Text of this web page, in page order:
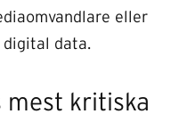
eller
digital data.
mest kritiska